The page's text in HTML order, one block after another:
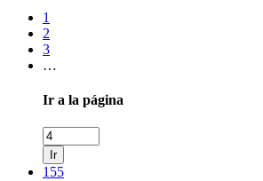
1
2
3
…
Ir a la página
Ir
155